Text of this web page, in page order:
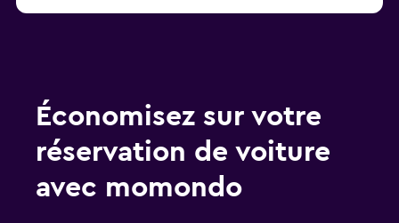
Économisez sur votre
réservation de voiture
avec momondo